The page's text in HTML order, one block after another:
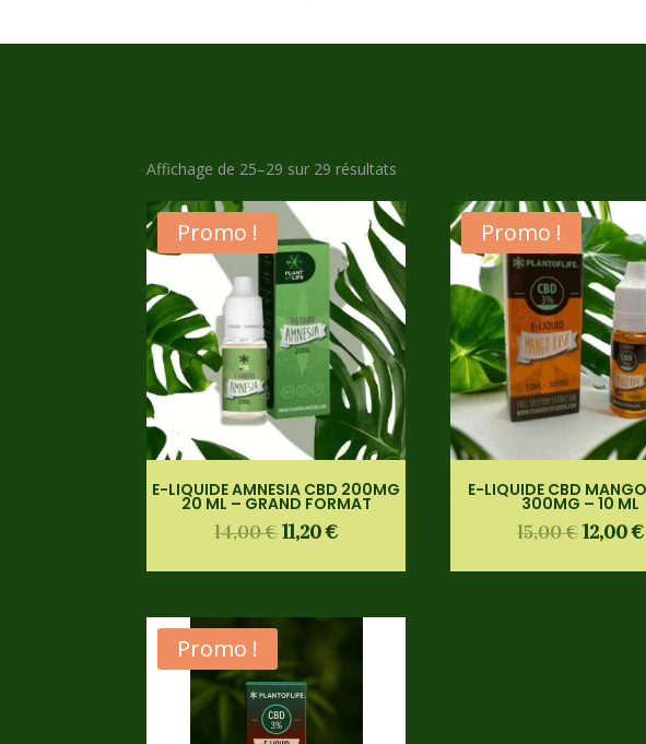
Affichage de 25–29 sur 29 résultats
prix
croissant
Promo !
E-LIQUIDE AMNESIA CBD 200MG
20 ML – GRAND FORMAT
14,00€11,20€
Promo !
E-LIQUIDE CBD
300MG – 10 ML
15,00€12,00€
Promo !